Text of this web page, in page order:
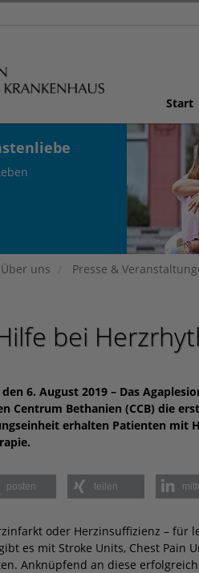
Start
Über uns Presse &
bei
6. August 2019 – Das
Centrum Bethanien (CCB) die
erhalten Patienten
posten teilen
oder Herzinsuffizienz – für
es mit Stroke Units, Chest Pain
Anknüpfend an diese